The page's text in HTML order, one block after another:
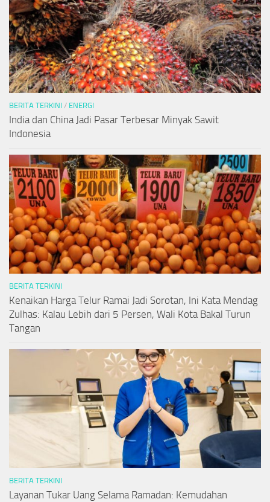
BERITA TERKINI / ENERGI
India dan China Jadi Pasar Terbesar Minyak Sawit
Indonesia
BERITA TERKINI
Kenaikan Harga Telur Ramai Jadi Sorotan, Ini Kata Mendag
Zulhas: Kalau Lebih dari 5 Persen, Wali Kota Bakal Turun
Tangan
BERITA TERKINI
Layanan Tukar Uang Selama Ramadan: Kemudahan